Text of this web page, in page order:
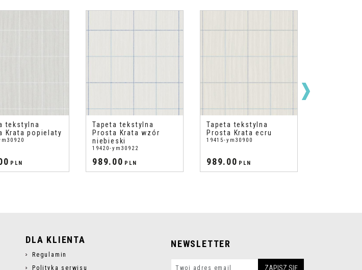
tekstylna
Krata popielaty
PLN
Tapeta tekstylna
Prosta Krata wzór
niebieski
19420-ym30922
989.00 PLN
Tapeta tekstylna
Prosta Krata ecru
19415-ym30900
989.00 PLN
DLA KLIENTA
Regulamin
Polityka serwisu
NEWSLETTER